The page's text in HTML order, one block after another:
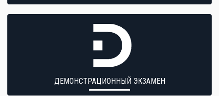
ДЕМОНСТРАЦИОННЫЙ ЭКЗАМЕН